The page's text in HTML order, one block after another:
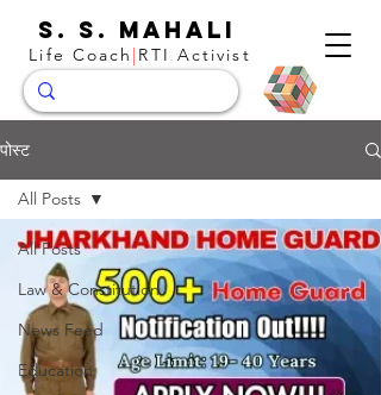
S. S. Mahali
Life Coach | RTI Activist
पोस्ट
All Posts
Law & Constitution
News Feed
Education
All Posts